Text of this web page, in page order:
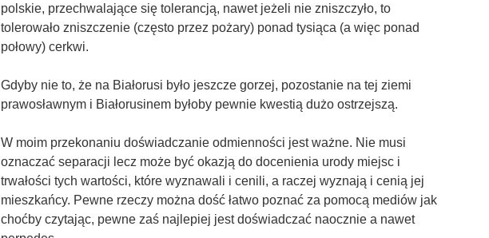
polskie, przechwalające się tolerancją, nawet jeżeli nie zniszczyło, to
tolerowało zniszczenie (często przez pożary) ponad tysiąca (a więc ponad
połowy) cerkwi.
Gdyby nie to, że na Białorusi było jeszcze gorzej, pozostanie na tej ziemi
prawosławnym i Białorusinem byłoby pewnie kwestią dużo ostrzejszą.
W moim przekonaniu doświadczanie odmienności jest ważne. Nie musi
oznaczać separacji lecz może być okazją do docenienia urody miejsc i
trwałości tych wartości, które wyznawali i cenili, a raczej wyznają i cenią jej
mieszkańcy. Pewne rzeczy można dość łatwo poznać za pomocą mediów jak
choćby czytając, pewne zaś najlepiej jest doświadczać naocznie a nawet